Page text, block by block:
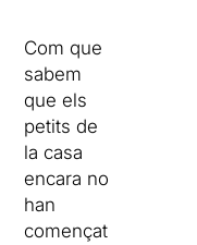
Com que
sabem
que els
petits de
la casa
encara no
han
començat